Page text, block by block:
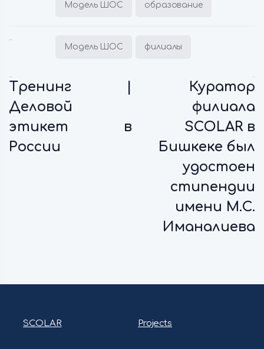
Модель ШОС образование
Модель ШОС филиалы
Тренинг |
Деловой
этикет в
России
Куратор
филиала
SCOLAR в
Бишкеке был
удостоен
стипендии
имени М.С.
Иманалиева
SCOLAR Projects